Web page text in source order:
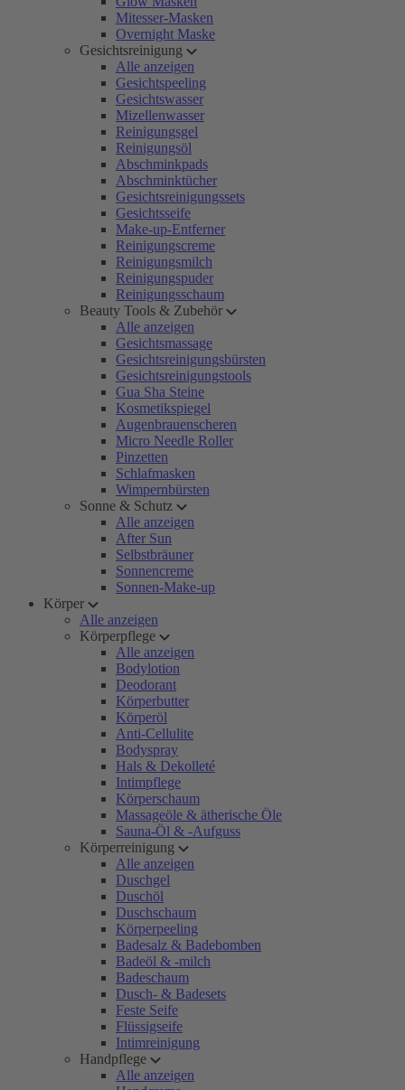
Mitesser-Masken
Overnight Maske
Gesichtsreinigung
Alle anzeigen
Gesichtspeeling
Gesichtswasser
Mizellenwasser
Reinigungsgel
Reinigungsöl
Abschminkpads
Abschminktücher
Gesichtsreinigungssets
Gesichtsseife
Make-up-Entferner
Reinigungscreme
Reinigungsmilch
Reinigungspuder
Reinigungsschaum
Beauty Tools & Zubehör
Alle anzeigen
Gesichtsmassage
Gesichtsreinigungsbürsten
Gesichtsreinigungstools
Gua Sha Steine
Kosmetikspiegel
Augenbrauenscheren
Micro Needle Roller
Pinzetten
Schlafmasken
Wimpernbürsten
Sonne & Schutz
Alle anzeigen
After Sun
Selbstbräuner
Sonnencreme
Sonnen-Make-up
Körper
Alle anzeigen
Körperpflege
Alle anzeigen
Bodylotion
Deodorant
Körperbutter
Körperöl
Anti-Cellulite
Bodyspray
Hals & Dekolleté
Intimpflege
Körperschaum
Massageöle & ätherische Öle
Sauna-Öl & -Aufguss
Körperreinigung
Alle anzeigen
Duschgel
Duschöl
Duschschaum
Körperpeeling
Badesalz & Badebomben
Badeöl & -milch
Badeschaum
Dusch- & Badesets
Feste Seife
Flüssigseife
Intimreinigung
Handpflege
Alle anzeigen